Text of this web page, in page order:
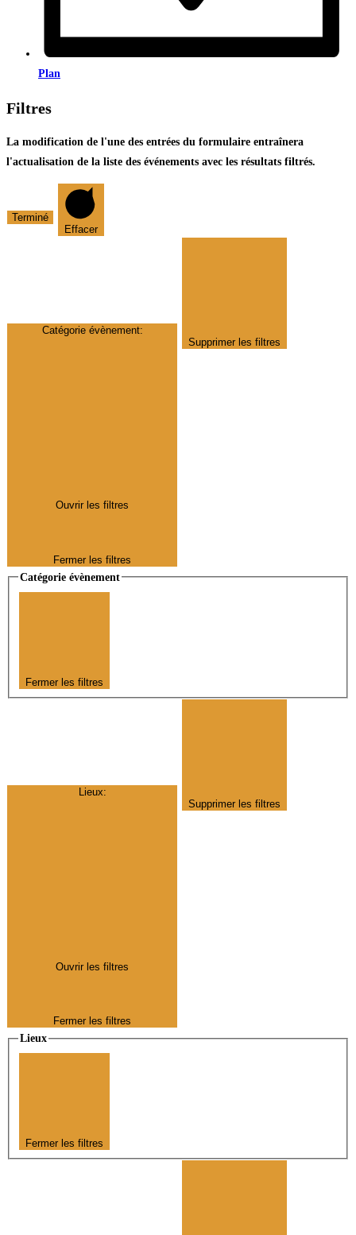
Plan
Filtres
La modification de l'une des entrées du formulaire entraînera
l'actualisation de la liste des événements avec les résultats filtrés.
Terminé
Effacer
Catégorie évènement:
Ouvrir les filtres
Fermer les filtres
Supprimer les filtres
Catégorie évènement
Fermer les filtres
Lieux:
Ouvrir les filtres
Fermer les filtres
Supprimer les filtres
Lieux
Fermer les filtres